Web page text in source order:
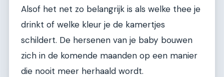
Alsof het net zo belangrijk is als welke thee je
drinkt of welke kleur je de kamertjes
schildert. De hersenen van je baby bouwen
zich in de komende maanden op een manier
die nooit meer herhaald wordt.